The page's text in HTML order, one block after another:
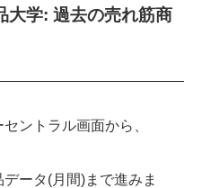
大学: 過去の売れ筋商
ントラル画面から、
ータ(月間)まで進みま